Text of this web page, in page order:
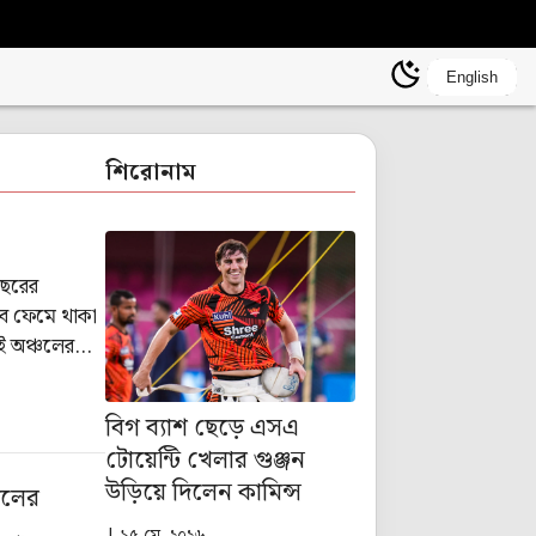
English
ফেমে থাকা
অঞ্চলের
শিরোনাম
বিগ ব্যাশ ছেড়ে এসএ
টোয়েন্টি খেলার গুঞ্জন
উড়িয়ে দিলেন কামিন্স